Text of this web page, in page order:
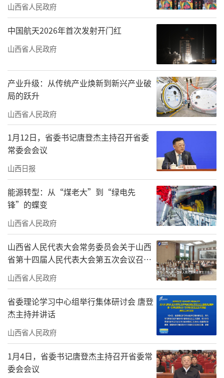
山西省人民政府
中国航天2026年首次发射开门红
山西省人民政府
产业升级：从传统产业焕新到新兴产业破
局的跃升
山西省人民政府
1月12日，省委书记唐登杰主持召开省委
常委会会议
山西日报
能源转型：从“煤老大”到“绿电先
锋”的蝶变
山西省人民政府
山西省人民代表大会常务委员会关于山西
省第十四届人民代表大会第五次会议召开
时间的决定
山西省人民政府
省委理论学习中心组举行集体研讨会 唐登
杰主持并讲话
山西省人民政府
1月4日，省委书记唐登杰主持召开省委常
委会会议